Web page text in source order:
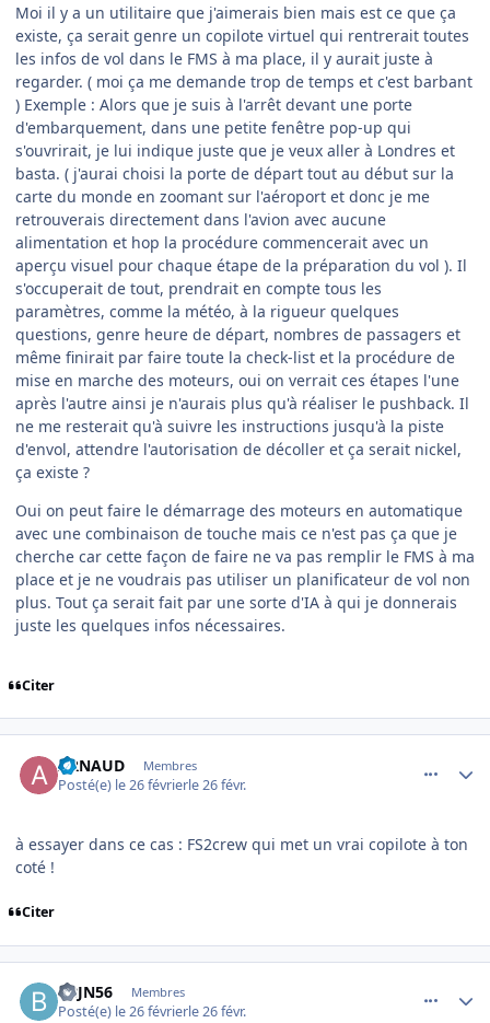
Moi il y a un utilitaire que j'aimerais bien mais est ce que ça
existe, ça serait genre un copilote virtuel qui rentrerait toutes
les infos de vol dans le FMS à ma place, il y aurait juste à
regarder. ( moi ça me demande trop de temps et c'est barbant
) Exemple : Alors que je suis à l'arrêt devant une porte
d'embarquement, dans une petite fenêtre pop-up qui
s'ouvrirait, je lui indique juste que je veux aller à Londres et
basta. ( j'aurai choisi la porte de départ tout au début sur la
carte du monde en zoomant sur l'aéroport et donc je me
retrouverais directement dans l'avion avec aucune
alimentation et hop la procédure commencerait avec un
aperçu visuel pour chaque étape de la préparation du vol ). Il
s'occuperait de tout, prendrait en compte tous les
paramètres, comme la météo, à la rigueur quelques
questions, genre heure de départ, nombres de passagers et
même finirait par faire toute la check-list et la procédure de
mise en marche des moteurs, oui on verrait ces étapes l'une
après l'autre ainsi je n'aurais plus qu'à réaliser le pushback. Il
ne me resterait qu'à suivre les instructions jusqu'à la piste
d'envol, attendre l'autorisation de décoller et ça serait nickel,
ça existe ?
Oui on peut faire le démarrage des moteurs en automatique
avec une combinaison de touche mais ce n'est pas ça que je
cherche car cette façon de faire ne va pas remplir le FMS à ma
place et je ne voudrais pas utiliser un planificateur de vol non
plus. Tout ça serait fait par une sorte d'IA à qui je donnerais
juste les quelques infos nécessaires.
Citer
ARNAUD Membres
Posté(e) le 26 févrierle 26 févr.
à essayer dans ce cas : FS2crew qui met un vrai copilote à ton
coté !
Citer
BBJN56 Membres
Posté(e) le 26 févrierle 26 févr.